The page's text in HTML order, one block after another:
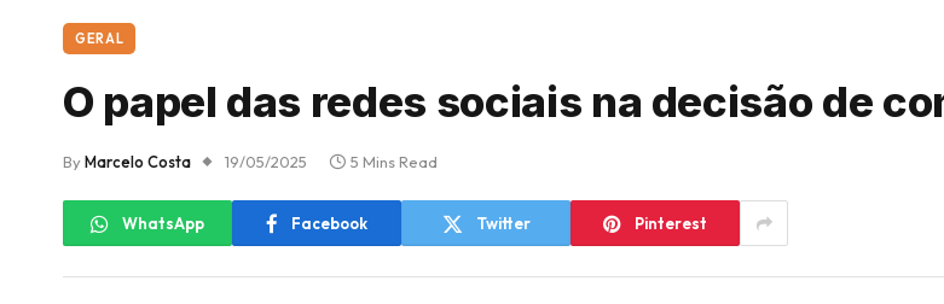
GERAL
O papel das redes sociais na decisão de
ByMarcelo Costa 19/05/2025 5 Mins Read
WhatsApp Facebook Twitter Pinterest